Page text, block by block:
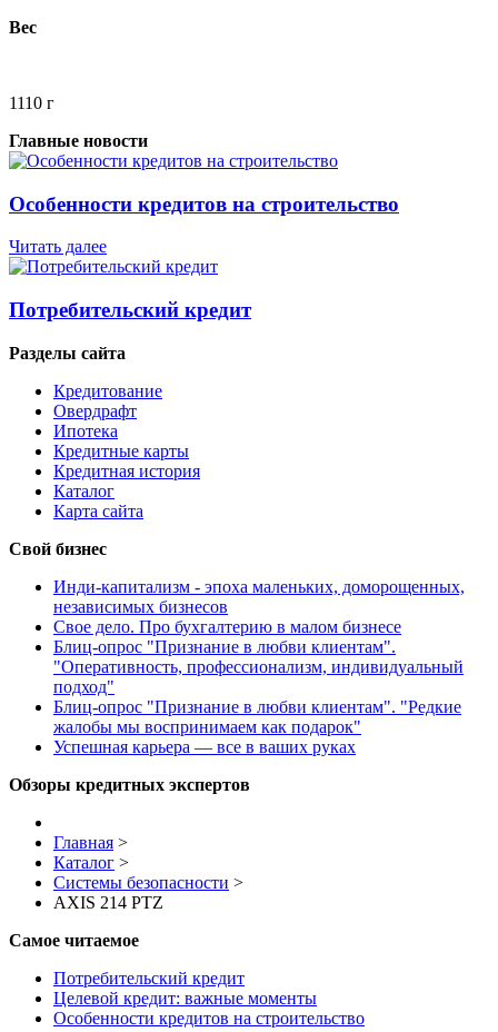
Вес
1110 г
Главные новости
Особенности кредитов на строительство
Читать далее
Потребительский кредит
Разделы сайта
Кредитование
Овердрафт
Ипотека
Кредитные карты
Кредитная история
Каталог
Карта сайта
Свой бизнес
Инди-капитализм - эпоха маленьких, доморощенных,
независимых бизнесов
Свое дело. Про бухгалтерию в малом бизнесе
Блиц-опрос "Признание в любви клиентам".
"Оперативность, профессионализм, индивидуальный
подход"
Блиц-опрос "Признание в любви клиентам". "Редкие
жалобы мы воспринимаем как подарок"
Успешная карьера — все в ваших руках
Обзоры кредитных экспертов
Главная >
Каталог >
Системы безопасности >
AXIS 214 PTZ
Самое читаемое
Потребительский кредит
Целевой кредит: важные моменты
Особенности кредитов на строительство